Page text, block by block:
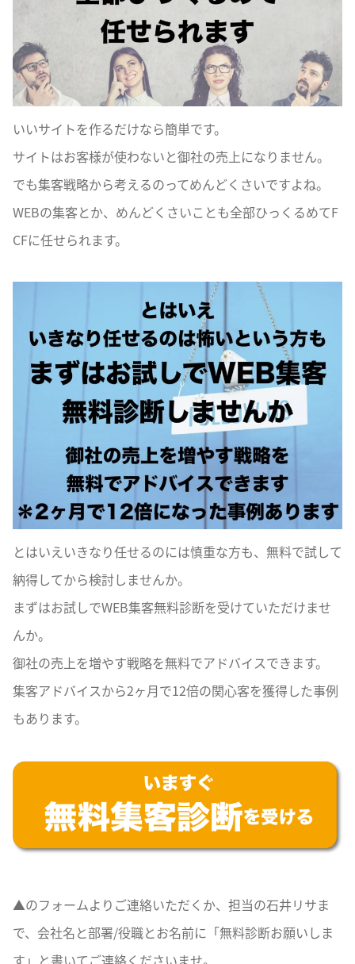
いいサイトを作るだけなら簡単です。
サイトはお客様が使わないと御社の売上になりません。
でも集客戦略から考えるのってめんどくさいですよね。
WEBの集客とか、めんどくさいことも全部ひっくるめてF
CFに任せられます。
とはいえいきなり任せるのには慎重な方も、無料で試して
納得してから検討しませんか。
まずはお試しでWEB集客無料診断を受けていただけませ
んか。
御社の売上を増やす戦略を無料でアドバイスできます。
集客アドバイスから2ヶ月で12倍の関心客を獲得した事例
もあります。
▲のフォームよりご連絡いただくか、担当の石井リサま
で、会社名と部署/役職とお名前に「無料診断お願いしま
す」と書いてご連絡くださいませ。